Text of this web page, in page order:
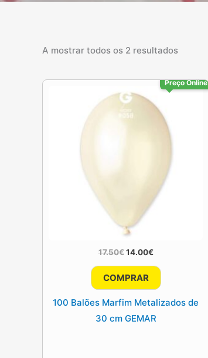
A mostrar todos os 2 resultados
Preço Online
17.50€ O
era:
17.50€.
14.00€O
atual
14.00€.
COMPRAR
100 Balões Marfim Metalizados de
30 cm GEMAR